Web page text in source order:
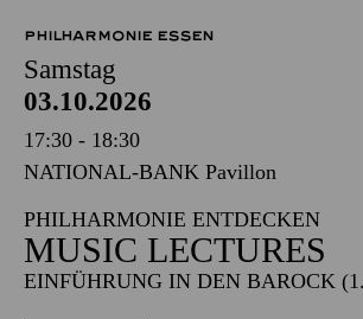
PHILHARMONIE ESSEN
Samstag
03.10.2026
17:30 - 18:30
NATIONAL-BANK Pavillon
PHILHARMONIE ENTDECKEN
MUSIC LECTURES
EINFÜHRUNG IN DEN BAROCK